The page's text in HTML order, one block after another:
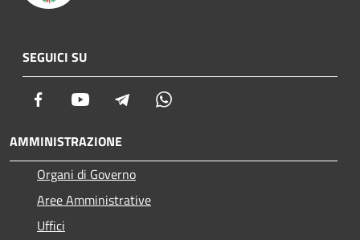
SEGUICI SU
Facebook Youtube Telegram
AMMINISTRAZIONE
Organi di Governo
Aree Amministrative
Uffici